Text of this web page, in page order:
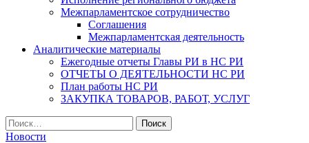
Межпарламентское сотрудничество
Соглашения
Межпарламентская деятельность
Аналитические материалы
Ежегодные отчеты Главы РИ в НС РИ
ОТЧЕТЫ О ДЕЯТЕЛЬНОСТИ НС РИ
План работы НС РИ
ЗАКУПКА ТОВАРОВ, РАБОТ, УСЛУГ
Найти:
Новости